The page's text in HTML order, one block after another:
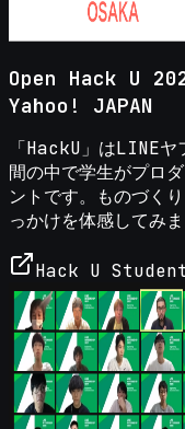
Open Hack U
Yahoo! JAPAN
「HackU」はLINE
間の中で学生がプロ
ントです。ものづく
っかけを体感してみ
Hack U